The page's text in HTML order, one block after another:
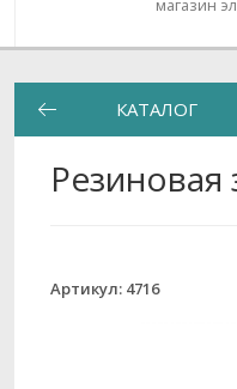
магазин
КАТАЛОГ
Резиновая
Артикул: 4716